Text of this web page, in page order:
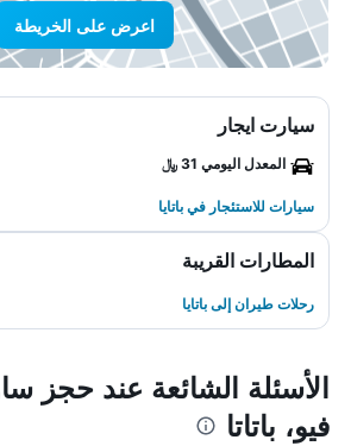
اعرض على الخريطة
سيارت ايجار
المعدل اليومي 31 ﷼
سيارات للاستئجار في باتايا
المطارات القريبة
رحلات طيران إلى باتايا
الأسئلة الشائعة عند
فيو، باتاتا